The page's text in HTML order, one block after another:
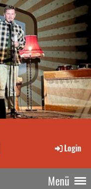
Login
Menü